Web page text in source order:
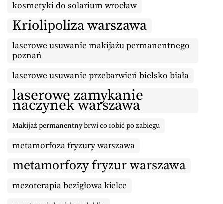
kosmetyki do solarium wrocław
Kriolipoliza warszawa
laserowe usuwanie makijażu permanentnego
poznań
laserowe usuwanie przebarwień bielsko biała
laserowe zamykanie
naczynek warszawa
Makijaż permanentny brwi co robić po zabiegu
metamorfoza fryzury warszawa
metamorfozy fryzur warszawa
mezoterapia bezigłowa kielce